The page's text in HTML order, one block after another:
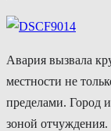
Авария вызвала
местности не
пределами. Город
зоной